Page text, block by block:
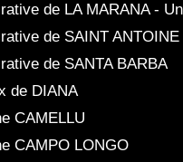
de LA MARANA -
de SAINT ANTOINE
de SANTA BARBA
de DIANA
CAMELLU
CAMPO LONGO